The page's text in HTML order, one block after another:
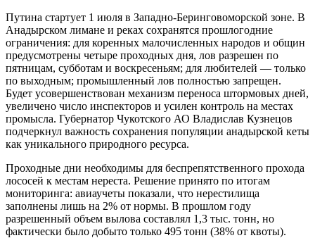
Путина стартует 1 июля в Западно-Беринговоморской зоне. В
Анадырском лимане и реках сохранятся прошлогодние
ограничения: для коренных малочисленных народов и общин
предусмотрены четыре проходных дня, лов разрешен по
пятницам, субботам и воскресеньям; для любителей — только
по выходным; промышленный лов полностью запрещен.
Будет усовершенствован механизм переноса штормовых дней,
увеличено число инспекторов и усилен контроль на местах
промысла. Губернатор Чукотского АО Владислав Кузнецов
подчеркнул важность сохранения популяции анадырской кеты
как уникального природного ресурса.
Проходные дни необходимы для беспрепятственного прохода
лососей к местам нереста. Решение принято по итогам
мониторинга: авиаучеты показали, что нерестилища
заполнены лишь на 2% от нормы. В прошлом году
разрешенный объем вылова составлял 1,3 тыс. тонн, но
фактически было добыто только 495 тонн (38% от квоты).